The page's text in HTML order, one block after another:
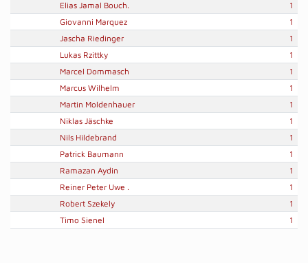
Elias Jamal Bouch.
1
Giovanni Marquez
1
Jascha Riedinger
1
Lukas Rzittky
1
Marcel Dommasch
1
Marcus Wilhelm
1
Martin Moldenhauer
1
Niklas Jäschke
1
Nils Hildebrand
1
Patrick Baumann
1
Ramazan Aydin
1
Reiner Peter Uwe .
1
Robert Szekely
1
Timo Sienel
1